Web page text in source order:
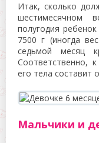
Итак, сколько
шестимесячном
полугодия
7500 г (иногда
седьмой месяц
Соответственно,
его тела составит
Мальчики и